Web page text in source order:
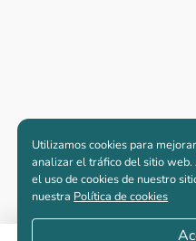
Utilizamos cookies para
analizar el tráfico del sitio web.
el uso de cookies de nuestro
nuestra Política de cookies